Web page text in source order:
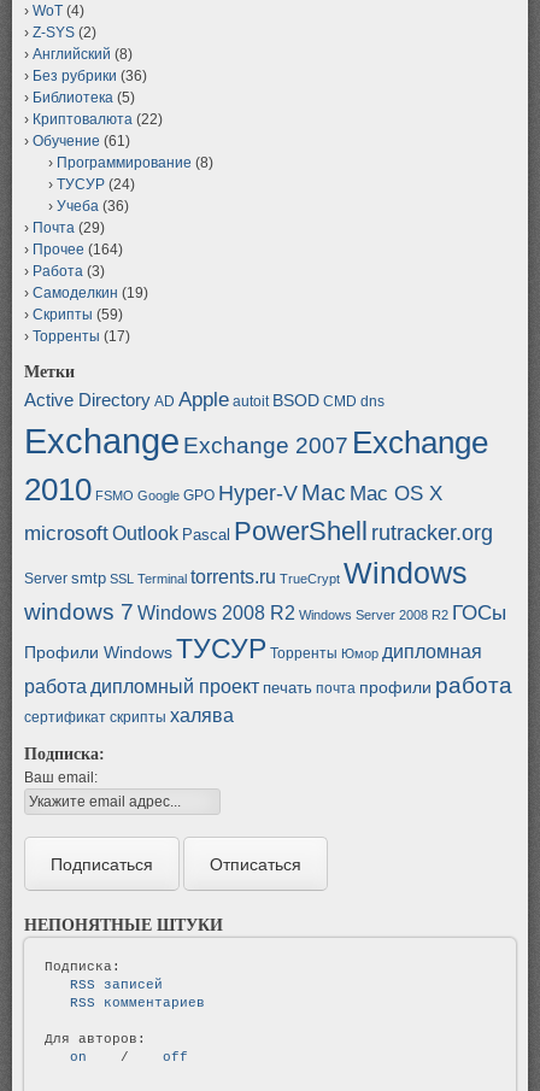
WoT (4)
Z-SYS (2)
Английский (8)
Без рубрики (36)
Библиотека (5)
Криптовалюта (22)
Обучение (61)
Программирование (8)
ТУСУР (24)
Учеба (36)
Почта (29)
Прочее (164)
Работа (3)
Самоделкин (19)
Скрипты (59)
Торренты (17)
Метки
Active Directory AD Apple autoit BSOD CMD dns
Exchange Exchange 2007 Exchange
2010 FSMO Google GPO Hyper-V Mac Mac OS X
microsoftOutlook Pascal PowerShell rutracker.org
Server smtp SSL Terminal torrents.ru TrueCrypt Windows
windows 7 Windows 2008 R2 Windows Server 2008 R2 ГОСы
Профили WindowsТУСУР Торренты Юмор дипломная
работа дипломный проект печать почта профили работа
сертификат скрипты халява
Подписка:
Ваш email:
НЕПОНЯТНЫЕ ШТУКИ
   RSS записей
   RSS комментариев
   on
/
   off